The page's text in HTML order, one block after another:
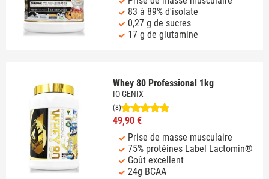
83 à 89% d'isolate
0,27 g de sucres
17 g de glutamine
Whey 80 Professional 1kg
IO GENIX
(8)
49,90 €
Prise de masse musculaire
75% protéines Label Lactomin®
Goût excellent
24g BCAA